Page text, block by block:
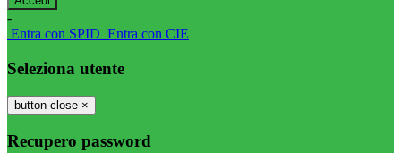
-
Entra con SPID Entra con CIE
Seleziona utente
button close ×
Recupero password